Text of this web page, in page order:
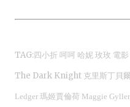
TAG:四小折 呵呵 哈妮 玫玫 電
The Dark Knight 克里斯丁貝爾
Ledger 瑪姬賈倫荷 Maggie